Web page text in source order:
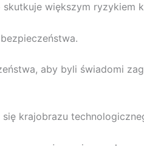
większym ryzykiem
aby byli świadomi
krajobrazu